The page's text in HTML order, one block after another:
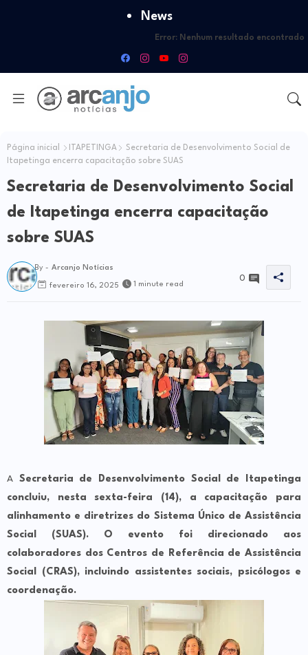
News
Error: Nenhum resultado encontrado
Página inicial ITAPETINGA
Secretaria de Desenvolvimento Social de
Itapetinga encerra capacitação sobre SUAS
Secretaria de Desenvolvimento Social
de Itapetinga encerra capacitação
sobre SUAS
By - Arcanjo Notícias
fevereiro 16, 2025 1 minute read
0
A Secretaria de Desenvolvimento Social de Itapetinga
concluiu, nesta sexta-feira (14), a capacitação para
alinhamento e diretrizes do Sistema Único de Assistência
Social (SUAS). O evento foi direcionado aos
colaboradores dos Centros de Referência de Assistência
Social (CRAS), incluindo assistentes sociais, psicólogos e
coordenação.